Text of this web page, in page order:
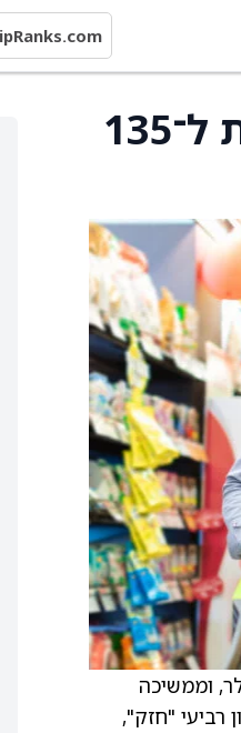
מחיר היעד למניית אוליז ברגן אאוטלט הופחת ל־135
דולר מ־142 דולר, וממשיכה
רביעי "חזק",